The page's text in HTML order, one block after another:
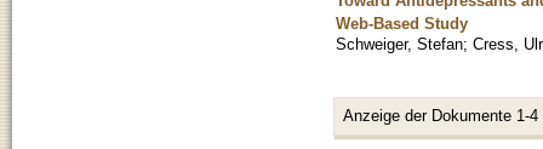
Web-Based Study
Schweiger, Stefan; Cress,
Anzeige der Dokumente 1-4